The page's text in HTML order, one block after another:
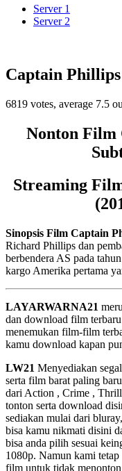
Server 1
Server 2
Captain Phillips
6819 votes, average 7.5
Nonton Film
Streaming
Sinopsis Film Captain
Richard Phillips dan
berbendera AS pada
kargo Amerika pertama
LAYARWARNA21
dan download film
menemukan film-film
kamu download kapan
LW21 Menyediakan
serta film barat paling
dari Action , Crime ,
tonton serta download
sediakan mulai dari
bisa kamu nikmati disini
bisa anda pilih sesuai
1080p. Namun kami
film untuk tidak